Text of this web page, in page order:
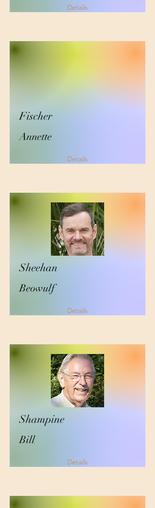
Details
Fischer
Annette
Details
Sheehan
Beowulf
Details
Shampine
Bill
Details